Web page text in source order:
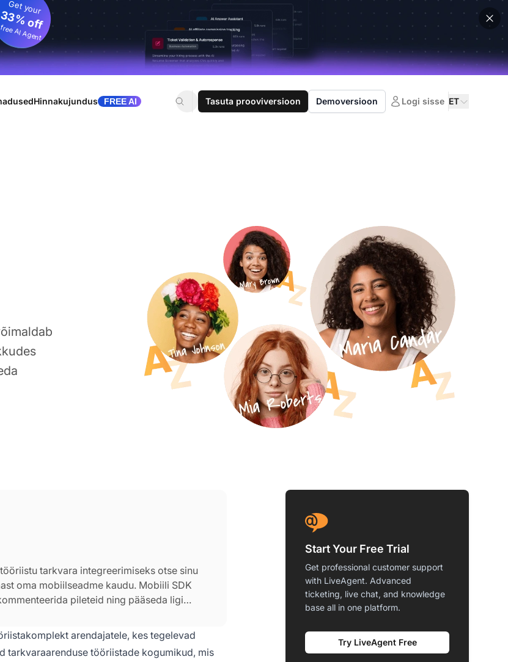
Get your
33% off
AI Agent
Hinnakujundus FREE AI Tasuta prooviversioon Demoversioon Logi sisse ET
tarkvara integreerimiseks otse sinu
oma mobiilseadme kaudu. Mobiili SDK
pileteid ning pääseda ligi
arendajatele, kes tegelevad
tarkvaraarenduse tööriistade kogumikud, mis
Start Your Free Trial
Get professional customer support
with LiveAgent. Advanced
ticketing, live chat, and knowledge
base all in one platform.
Try LiveAgent Free